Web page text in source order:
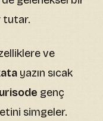
tutar.
ve
yazın sıcak
genç
simgeler.